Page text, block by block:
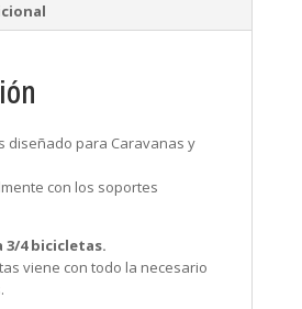
diseñado para Caravanas y
con los soportes
3/4 bicicletas.
viene con todo la necesario